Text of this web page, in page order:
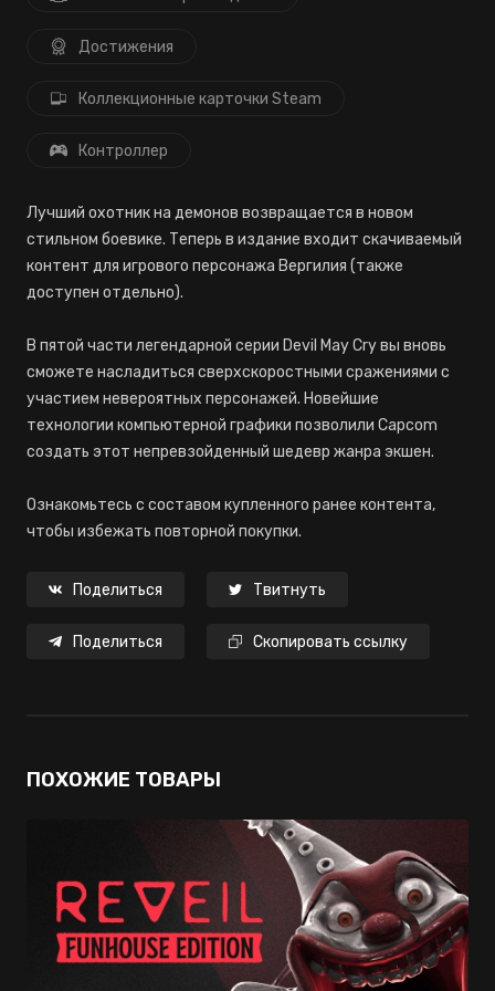
Достижения
Коллекционные карточки Steam
Контроллер
Лучший охотник на демонов возвращается в новом
стильном боевике. Теперь в издание входит скачиваемый
контент для игрового персонажа Вергилия (также
доступен отдельно).
В пятой части легендарной серии Devil May Cry вы вновь
сможете насладиться сверхскоростными сражениями с
участием невероятных персонажей. Новейшие
технологии компьютерной графики позволили Capcom
создать этот непревзойденный шедевр жанра экшен.
Ознакомьтесь с составом купленного ранее контента,
чтобы избежать повторной покупки.
Поделиться Твитнуть
Поделиться Скопировать ссылку
ПОХОЖИЕ ТОВАРЫ